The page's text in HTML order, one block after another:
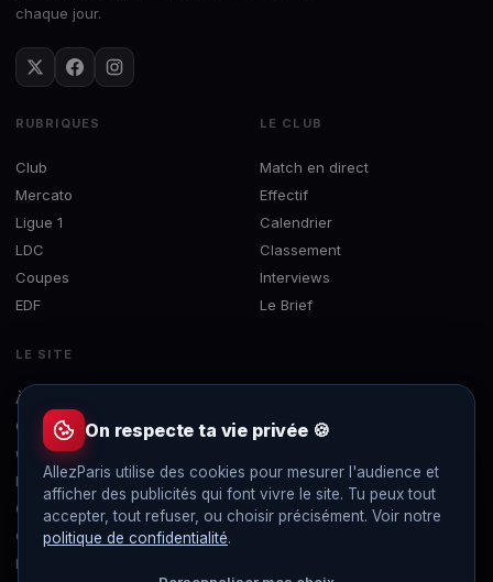
chaque jour.
RUBRIQUES
Club
Mercato
Ligue 1
LDC
Coupes
EDF
LE CLUB
Match en direct
Effectif
Calendrier
Classement
Interviews
Le Brief
LE SITE
À propos
Concours
Contact
Mentions légales
Confidentialité
Gérer les cookies
Flux RSS
On respecte ta vie privée 🍪
AllezParis utilise des cookies pour mesurer l'audience et
afficher des publicités qui font vivre le site. Tu peux tout
accepter, tout refuser, ou choisir précisément. Voir notre
politique de confidentialité.